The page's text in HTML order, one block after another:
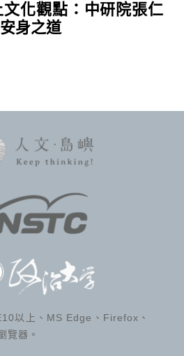
化觀點：中研院張仁
身之道
以上、MS Edge、Firefox、
覽器。